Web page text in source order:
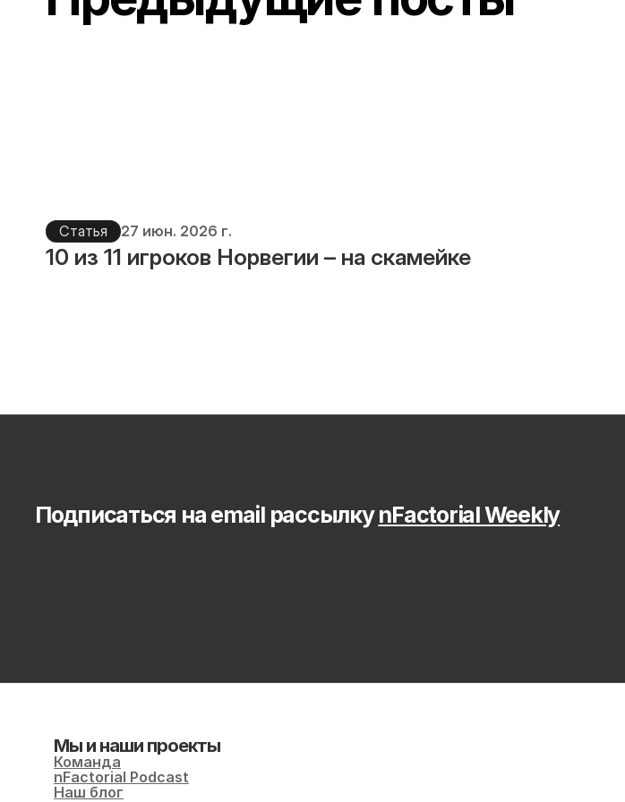
Статья 27 июн. 2026 г.
10 из 11 игроков Норвегии – на скамейке
Подписаться на email рассылку nFactorial Weekly
Мы и наши проекты
Команда
nFactorial Podcast
Наш блог